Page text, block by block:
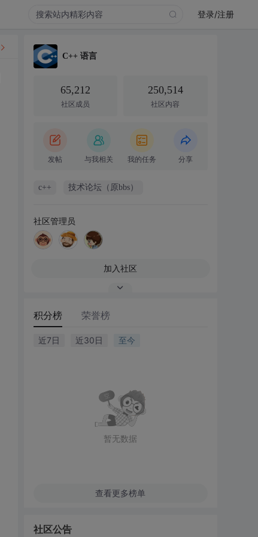
登录/注册
C++ 语言
65,212
社区成员
250,514
社区内容
发帖 与我相关 我的任务 分享
c++ 技术论坛（原bbs）
社区管理员
加入社区
积分榜 荣誉榜
近7日 近30日 至今
暂无数据
查看更多榜单
社区公告